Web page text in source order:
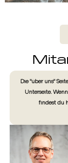
Die "über uns"
Unterseite.
findest du